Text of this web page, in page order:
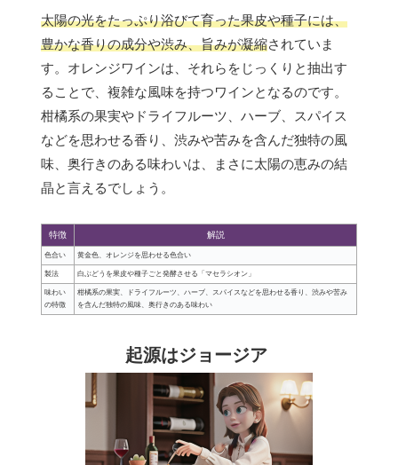
太陽の光をたっぷり浴びて育った果皮や種子には、
豊かな香りの成分や渋み、旨みが凝縮されていま
す。オレンジワインは、それらをじっくりと抽出す
ることで、複雑な風味を持つワインとなるのです。
柑橘系の果実やドライフルーツ、ハーブ、スパイス
などを思わせる香り、渋みや苦みを含んだ独特の風
味、奥行きのある味わいは、まさに太陽の恵みの結
晶と言えるでしょう。
特徴 解説
色合い 黄金色、オレンジを思わせる色合い
製法 白ぶどうを果皮や種子ごと発酵させる「マセラシオン」
味わい
の特徴
柑橘系の果実、ドライフルーツ、ハーブ、スパイスなどを思わせる香り、渋みや苦み
を含んだ独特の風味、奥行きのある味わい
起源はジョージア